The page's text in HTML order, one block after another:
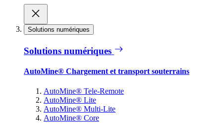
Solutions numériques
Solutions numériques
AutoMine® Chargement et transport souterrains
AutoMine® Tele-Remote
AutoMine® Lite
AutoMine® Multi-Lite
AutoMine® Core